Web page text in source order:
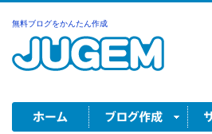
無料ブログをかんたん作成